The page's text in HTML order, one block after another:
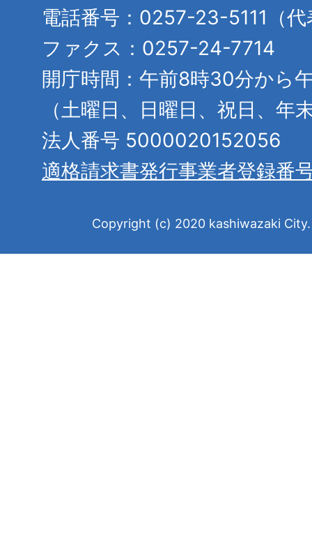
電話番号：0257-23-5111（代
ファクス：0257-24-7714
開庁時間：午前8時30分から
（土曜日、日曜日、祝日、年
法人番号 5000020152056
適格請求書発行事業者登録番
Copyright (c) 2020 kashiwazaki